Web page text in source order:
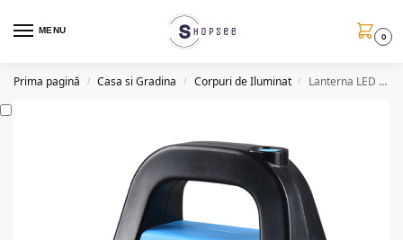
MENU
0
Prima pagină / Casa si Gradina / Corpuri de Iluminat / Lanterna LED cu incarcare solara HB9707B2, USB, COB